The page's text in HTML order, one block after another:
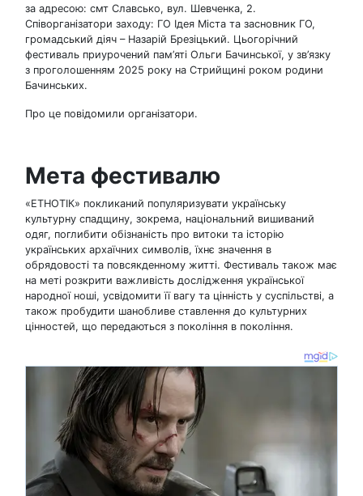
за адресою: смт Славсько, вул. Шевченка, 2.
Співорганізатори заходу: ГО Ідея Міста та засновник ГО,
громадський діяч – Назарій Брезіцький. Цьогорічний
фестиваль приурочений пам’яті Ольги Бачинської, у зв’язку
з проголошенням 2025 року на Стрийщині роком родини
Бачинських.
Про це повідомили організатори.
Мета фестивалю
«ЕТНОТІК» покликаний популяризувати українську
культурну спадщину, зокрема, національний вишиваний
одяг, поглибити обізнаність про витоки та історію
українських архаїчних символів, їхнє значення в
обрядовості та повсякденному житті. Фестиваль також має
на меті розкрити важливість дослідження української
народної ноші, усвідомити її вагу та цінність у суспільстві, а
також пробудити шанобливе ставлення до культурних
цінностей, що передаються з покоління в покоління.